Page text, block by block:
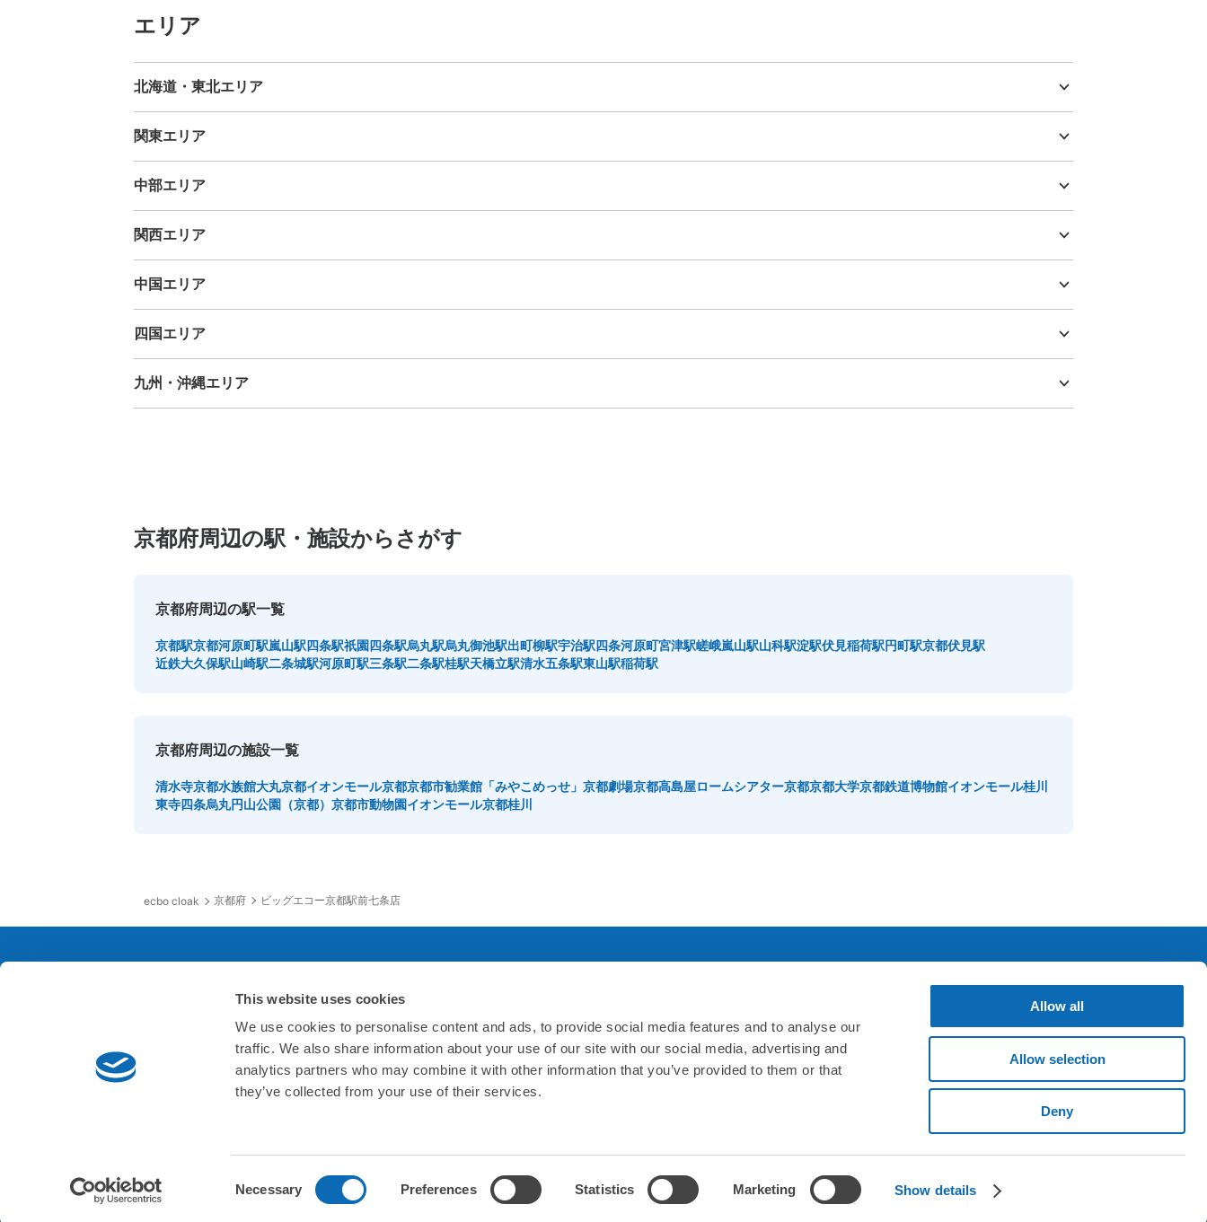
This website uses cookies
We use cookies to personalise content and ads, to provide social media features and to analyse our
traffic. We also share information about your use of our site with our social media, advertising and
analytics partners who may combine it with other information that you’ve provided to them or that
they’ve collected from your use of their services.
Necessary Preferences Statistics Marketing Show details
Allow all
Allow selection
Deny
エリア
北海道・東北エリア
関東エリア
中部エリア
関西エリア
中国エリア
四国エリア
九州・沖縄エリア
京都府周辺の駅・施設からさがす
京都府周辺の駅一覧
京都駅京都河原町駅嵐山駅四条駅祇園四条駅烏丸駅烏丸御池駅出町柳駅宇治駅四条河原町宮津駅嵯峨嵐山駅山科駅淀駅伏見稲荷駅円町駅京都伏見駅
近鉄大久保駅山崎駅二条城駅河原町駅三条駅二条駅桂駅天橋立駅清水五条駅東山駅稲荷駅
京都府周辺の施設一覧
清水寺京都水族館大丸京都イオンモール京都京都市勧業館「みやこめっせ」 京都劇場京都高島屋ロームシアター京都京都大学京都鉄道博物館イオンモール桂川
東寺四条烏丸円山公園（京都） 京都市動物園イオンモール京都桂川
ecbo cloak 京都府 ビッグエコー京都駅前七条店
よくあるご質問
会社について
会社ホームページ
会社概要
規約について
利用規約
SNS & アプリ